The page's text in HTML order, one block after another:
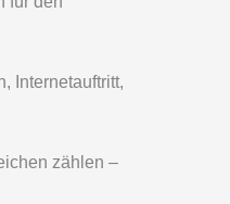
Internetauftritt,
zählen –